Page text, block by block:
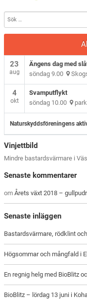
23
aug
Ängens dag med
söndag 9.00
4
okt
Svamputflykt
söndag 10.00
Naturskyddsföreningens
Vinjettbild
Mindre bastardsvärmare i
Senaste kommentarer
omÅrets växt 2018 –
Senaste inläggen
Bastardsvärmare, rödklint
Högsommar och mångfald i
En regnig helg med BioBlitz
BioBlitz – lördag 13 juni i